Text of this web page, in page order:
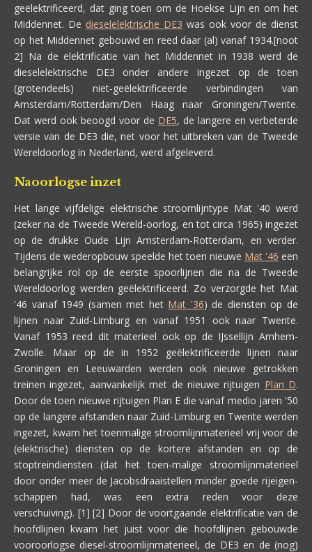
geëlektrificeerd, dat ging toen om de Hoekse Lijn en om het
Middennet. De dieselelektrische DE3 was ook voor de dienst
op het Middennet gebouwd en reed daar (al) vanaf 1934.[noot
2] Na de elektrificatie van het Middennet in 1938 werd de
dieselelektrische DE3 onder andere ingezet op de toen
(grotendeels) niet-geëlektrificeerde verbindingen van
Amsterdam/Rotterdam/Den Haag naar Groningen/Twente.
Dat werd ook beoogd voor de DE5, de langere en verbeterde
versie van de DE3 die, net voor het uitbreken van de Tweede
Wereldoorlog in Nederland, werd afgeleverd.
Naoorlogse inzet
Het lange vijfdelige elektrische stroomlijntype Mat '40 werd
(zeker na de Tweede Wereld-oorlog, en tot circa 1965) ingezet
op de drukke Oude Lijn Amsterdam-Rotterdam, en verder.
Tijdens de wederopbouw speelde het toen nieuwe Mat '46 een
belangrijke rol op de eerste spoorlijnen die na de Tweede
Wereldoorlog werden geëlektrificeerd. Zo verzorgde het Mat
'46 vanaf 1949 (samen met het Mat '36) de diensten op de
lijnen naar Zuid-Limburg en vanaf 1951 ook naar Twente.
Vanaf 1953 reed dit materieel ook op de IJssellijn Arnhem-
Zwolle. Maar op de in 1952 geëlektrificeerde lijnen naar
Groningen en Leeuwarden werden ook nieuwe getrokken
treinen ingezet, aanvankelijk met de nieuwe rijtuigen Plan D.
Door de toen nieuwe rijtuigen Plan E die vanaf medio jaren '50
op de langere afstanden naar Zuid-Limburg en Twente werden
ingezet, kwam het toenmalige stroomlijnmaterieel vrij voor de
(elektrische) diensten op de kortere afstanden en op de
stoptreindiensten (dat het toen-malige stroomlijnmaterieel
door onder meer de Jacobsdraaistellen minder goede rijeigen-
schappen had, was een extra reden voor deze
verschuiving). [1] [2] Door de voortgaande elektrificatie van de
hoofdlijnen kwam het juist voor die hoofdlijnen gebouwde
vooroorlogse diesel-stroomlijnmaterieel, de DE3 en de (nog)